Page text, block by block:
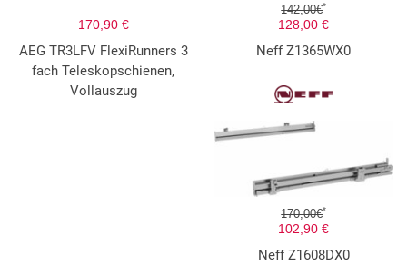
170,90 €
AEG TR3LFV FlexiRunners 3
fach Teleskopschienen,
Vollauszug
142,00€*
128,00 €
Neff Z1365WX0
170,00€*
102,90 €
Neff Z1608DX0